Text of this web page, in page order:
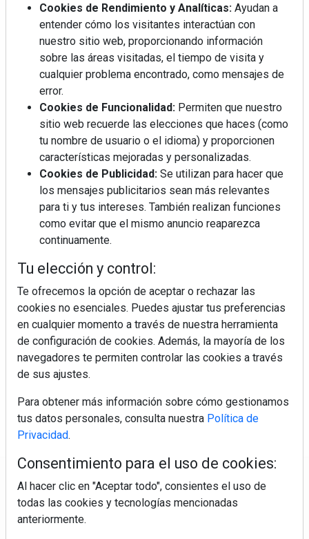
MHK Ibérica potencia el crecimiento
de sus asociados con la
marca musterhaus küchen
MHK Group crece un 5,1 % en 2025
Diseño, orden y sostenibilidad marcan
la evolución del fregadero
¿Por qué la cocina ha destronado al
casa?
Sapienstone y Cupa Stone refuerzan
su alianza con una nueva superficie
cerámica que anticipa las tendencias
de interiorismo
LivingPINO® amplía su visión del
hogar con el lanzamiento de su nueva
Regístrate y accede a contenidos
exclusivos
Cookies de Rendimiento y Analíticas: Ayudan a
entender cómo los visitantes interactúan con
nuestro sitio web, proporcionando información
sobre las áreas visitadas, el tiempo de visita y
cualquier problema encontrado, como mensajes de
error.
Cookies de Funcionalidad: Permiten que nuestro
sitio web recuerde las elecciones que haces (como
tu nombre de usuario o el idioma) y proporcionen
características mejoradas y personalizadas.
Cookies de Publicidad: Se utilizan para hacer que
los mensajes publicitarios sean más relevantes
para ti y tus intereses. También realizan funciones
como evitar que el mismo anuncio reaparezca
continuamente.
Tu elección y control:
Te ofrecemos la opción de aceptar o rechazar las
cookies no esenciales. Puedes ajustar tus preferencias
en cualquier momento a través de nuestra herramienta
de configuración de cookies. Además, la mayoría de los
navegadores te permiten controlar las cookies a través
de sus ajustes.
Para obtener más información sobre cómo gestionamos
tus datos personales, consulta nuestra Política de
Privacidad.
Consentimiento para el uso de cookies:
Al hacer clic en "Aceptar todo", consientes el uso de
todas las cookies y tecnologías mencionadas
anteriormente.